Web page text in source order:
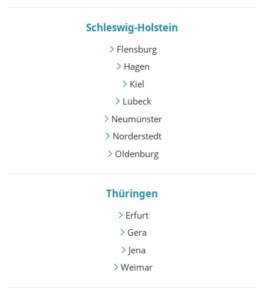
Schleswig-Holstein
Flensburg
Hagen
Kiel
Lübeck
Neumünster
Norderstedt
Oldenburg
Thüringen
Erfurt
Gera
Jena
Weimar